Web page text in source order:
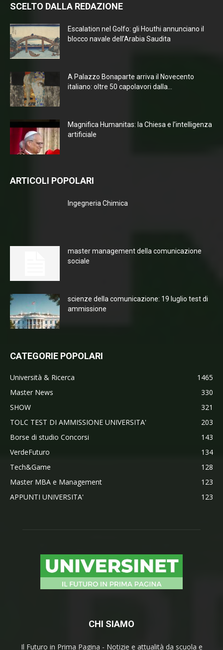
SCELTO DALLA REDAZIONE
Escalation nel Golfo: gli Houthi annunciano il
blocco navale dell’Arabia Saudita
A Palazzo Bonaparte arriva il Novecento
italiano: oltre 50 capolavori dalla...
Magnifica Humanitas: la Chiesa e l’intelligenza
artificiale
ARTICOLI POPOLARI
Ingegneria Chimica
master management della comunicazione
sociale
scienze della comunicazione: 19 luglio test di
ammissione
CATEGORIE POPOLARI
Università & Ricerca
1465
Master News
330
SHOW
321
TOLC TEST DI AMMISSIONE UNIVERSITA'
203
Borse di studio Concorsi
143
VerdeFuturo
134
Tech&Game
128
Master MBA e Management
123
APPUNTI UNIVERSITA'
123
CHI SIAMO
Il Futuro in Prima Pagina - Notizie e attualità da scuola e